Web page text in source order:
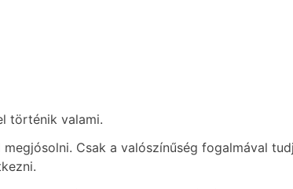
történik valami.
Csak a valószínűség fogalmával